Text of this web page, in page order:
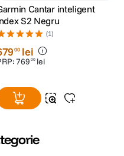
Cantar inteligent
S2 Negru
(1)
00 lei
769 00 lei